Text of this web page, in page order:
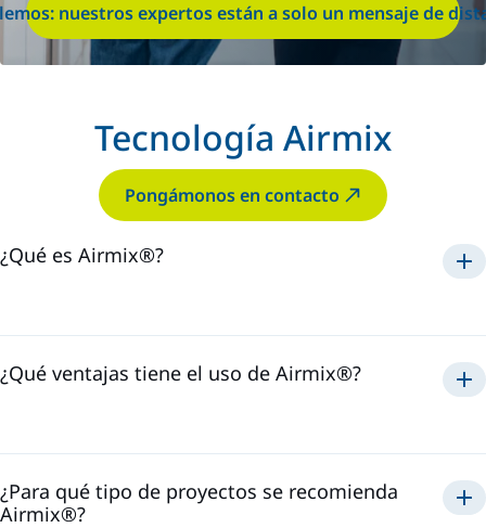
nuestros expertos están a solo un mensaje de
Tecnología Airmix
Pongámonos en contacto
¿Qué es Airmix®?
¿Qué ventajas tiene el uso de Airmix®?
¿Para qué tipo de proyectos se recomienda
Airmix®?